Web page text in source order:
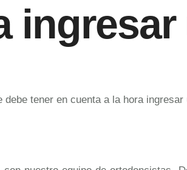
tener en cuenta a la hora